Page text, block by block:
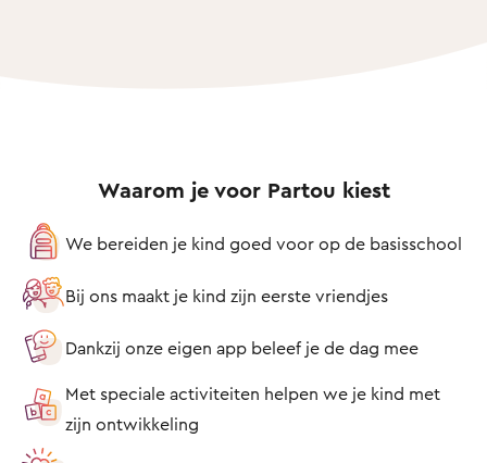
Waarom je voor Partou kiest
We bereiden je kind goed voor op de basisschool
Bij ons maakt je kind zijn eerste vriendjes
Dankzij onze eigen app beleef je de dag mee
Met speciale activiteiten helpen we je kind met
zijn ontwikkeling